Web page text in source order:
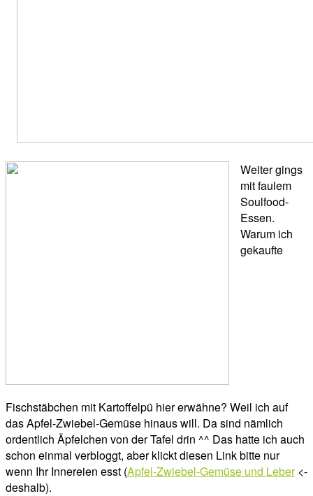
Weiter gings
mit faulem
Soulfood-
Essen.
Warum ich
gekaufte
Fischstäbchen mit Kartoffelpü hier erwähne? Weil ich auf
das Apfel-Zwiebel-Gemüse hinaus will. Da sind nämlich
ordentlich Äpfelchen von der Tafel drin ^^ Das hatte ich auch
schon einmal verbloggt, aber klickt diesen Link bitte nur
wenn Ihr Innereien esst (Apfel-Zwiebel-Gemüse und Leber<-
deshalb).